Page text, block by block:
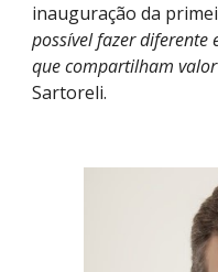
inauguração da
possível fazer diferente
que compartilham
Sartoreli.